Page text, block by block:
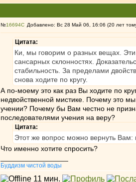
№16694 Добавлено: Вс 28 Май 06, 16:06 (20 лет
Цитата:
Ки, мы говорим о разных вещах.
сансарных склонностях.
стабильность. За пределами
снова ходите по кругу.
А по-моему это как раз Вы ходите по
недвойственной мистике. Почему это
учении? Почему бы Вам честно не
последователями учения на веру?
Цитата:
Этот же вопрос можно вернуть Вам:
Что именно хотите спросить?
Буддизм чистой воды